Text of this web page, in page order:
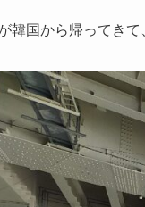
韓国から帰ってきて